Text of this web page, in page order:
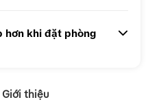
hơn khi đặt phòng
Giới thiệu